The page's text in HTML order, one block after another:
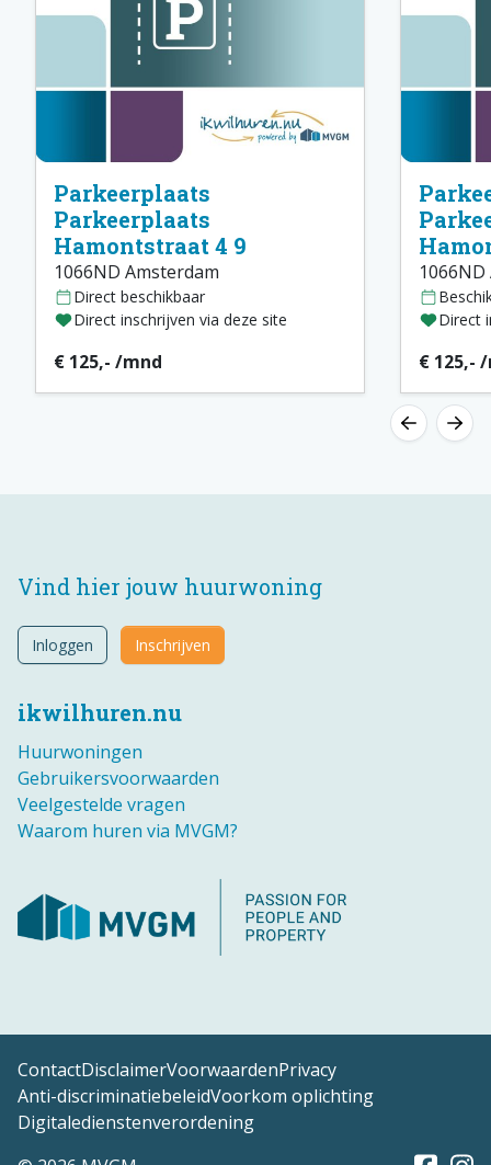
Parkeerplaats
Parkeerplaats
Hamontstraat 4 9
1066ND Amsterdam
Direct beschikbaar
Direct inschrijven via deze site
€ 125,- /mnd
Direct
€ 125,-
ikwilhuren.nu
Huurwoningen
Gebruikersvoorwaarden
Veelgestelde vragen
Waarom huren via MVGM?
Vind hier jouw huurwoning
Inloggen Inschrijven
ContactDisclaimerVoorwaardenPrivacy
Anti-discriminatiebeleidVoorkom oplichting
Digitaledienstenverordening